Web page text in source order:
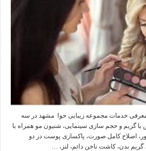
خدمات مجموعه زیبایی حوا مشهد در سه
با گریم و حجم سازی سینمایی، شنیون مو همراه با
اصلاح کامل صورت، پاکسازی پوست در دو
بدن، کاشت ناخن دائم، لنز، …